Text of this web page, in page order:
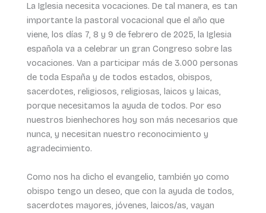
La Iglesia necesita vocaciones. De tal manera, es tan
importante la pastoral vocacional que el año que
viene, los días 7, 8 y 9 de febrero de 2025, la Iglesia
española va a celebrar un gran Congreso sobre las
vocaciones. Van a participar más de 3.000 personas
de toda España y de todos estados, obispos,
sacerdotes, religiosos, religiosas, laicos y laicas,
porque necesitamos la ayuda de todos. Por eso
nuestros bienhechores hoy son más necesarios que
nunca, y necesitan nuestro reconocimiento y
agradecimiento.
Como nos ha dicho el evangelio, también yo como
obispo tengo un deseo, que con la ayuda de todos,
sacerdotes mayores, jóvenes, laicos/as, vayan